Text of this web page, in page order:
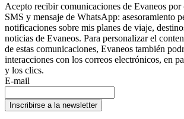
Acepto recibir comunicaciones de Evaneos por
SMS y mensaje de WhatsApp: asesoramiento
notificaciones sobre mis planes de viaje,
noticias de Evaneos. Para personalizar el
de estas comunicaciones, Evaneos también
interacciones con los correos electrónicos, en
y los clics.
E-mail
Inscribirse a la newsletter